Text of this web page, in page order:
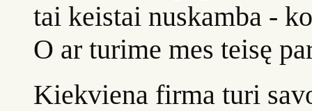
tai keistai nuskamba -
O ar turime mes teisę
Kiekviena firma turi